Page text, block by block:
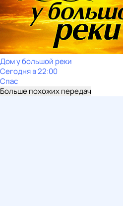
Дом у большой реки
Сегодня в 22:00
Спас
Больше похожих передач